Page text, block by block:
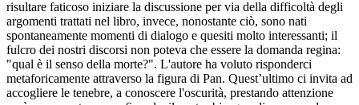
risultare faticoso iniziare la discussione per via della difficoltà degli
argomenti trattati nel libro, invece, nonostante ciò, sono nati
spontaneamente momenti di dialogo e quesiti molto interessanti; il
fulcro dei nostri discorsi non poteva che essere la domanda regina:
"qual è il senso della morte?". L'autore ha voluto risponderci
metaforicamente attraverso la figura di Pan. Quest’ultimo ci invita ad
accogliere le tenebre, a conoscere l'oscurità, prestando attenzione